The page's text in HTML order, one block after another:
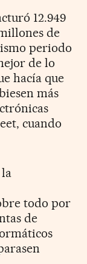
12.949
de
periodo
de lo
hacía que
más
cuando
todo por
de